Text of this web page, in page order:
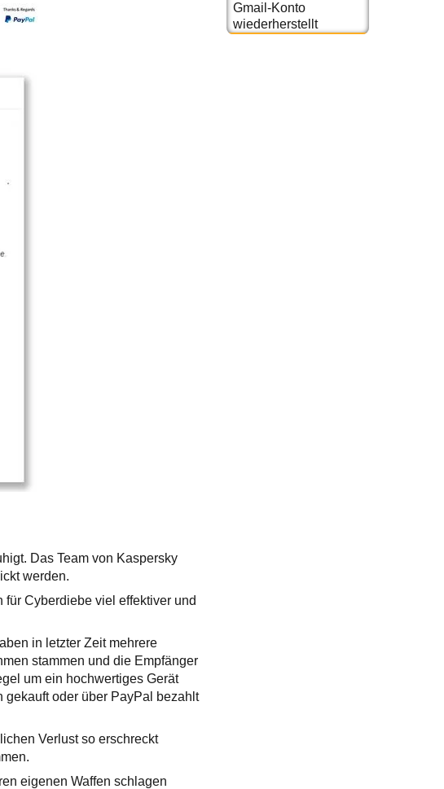
Das Team von Kaspersky
werden.
Cyberdiebe viel effektiver und
in letzter Zeit mehrere
stammen und die Empfänger
um ein hochwertiges Gerät
gekauft oder über PayPal bezahlt
Verlust so erschreckt
eigenen Waffen schlagen
Gmail-Konto
wiederherstellt